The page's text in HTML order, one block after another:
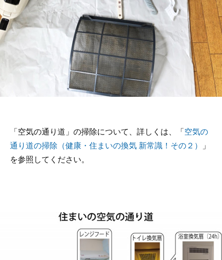
「空気の通り道」の掃除について、詳しくは、「空気の
通り道の掃除（健康・住まいの換気 新常識！その２）
」
を参照してください。